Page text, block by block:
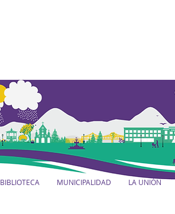
BIBLIOTECA MUNICIPALIDAD LA UNIÓN